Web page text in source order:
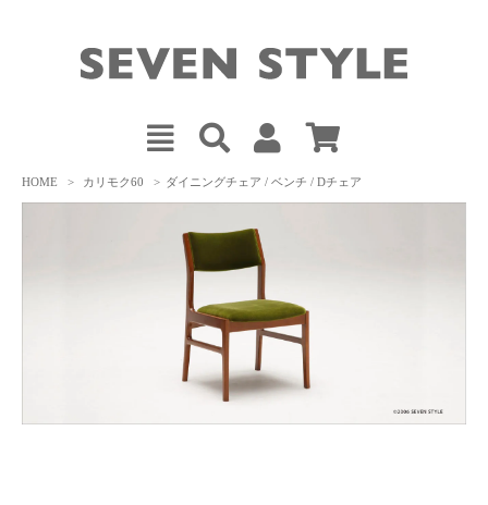
HOME > カリモク60 > ダイニングチェア / ベンチ / Dチェア